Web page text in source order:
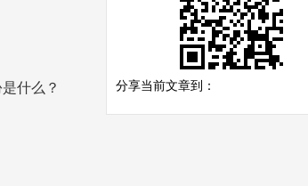
分享当前文章到：